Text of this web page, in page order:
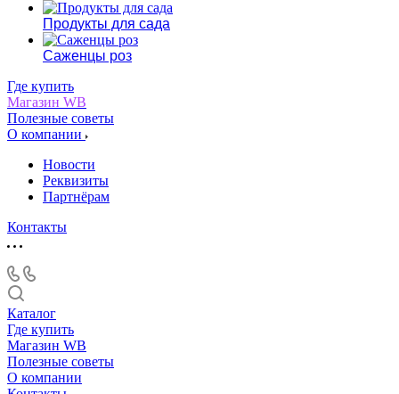
Продукты для сада
Саженцы роз
Где купить
Магазин WB
Полезные советы
О компании
Новости
Реквизиты
Партнёрам
Контакты
Каталог
Где купить
Магазин WB
Полезные советы
О компании